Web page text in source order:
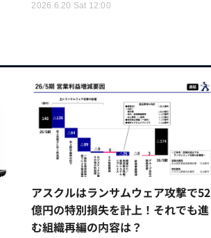
2026.6.20 Sat 12:00
アスクルはランサムウェア攻撃で52
億円の特別損失を計上！それでも進
む組織再編の内容は？